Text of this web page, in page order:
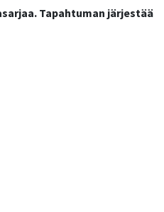
Tapahtuman järjestää